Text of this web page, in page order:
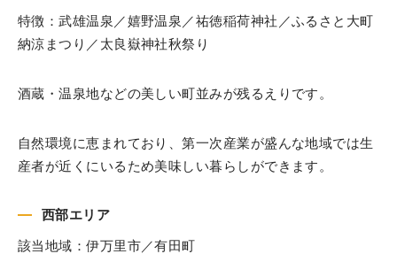
特徴：武雄温泉／嬉野温泉／祐徳稲荷神社／ふるさと大町
納涼まつり／太良嶽神社秋祭り
酒蔵・温泉地などの美しい町並みが残るえりです。
自然環境に恵まれており、第一次産業が盛んな地域では生
産者が近くにいるため美味しい暮らしができます。
西部エリア
該当地域：伊万里市／有田町